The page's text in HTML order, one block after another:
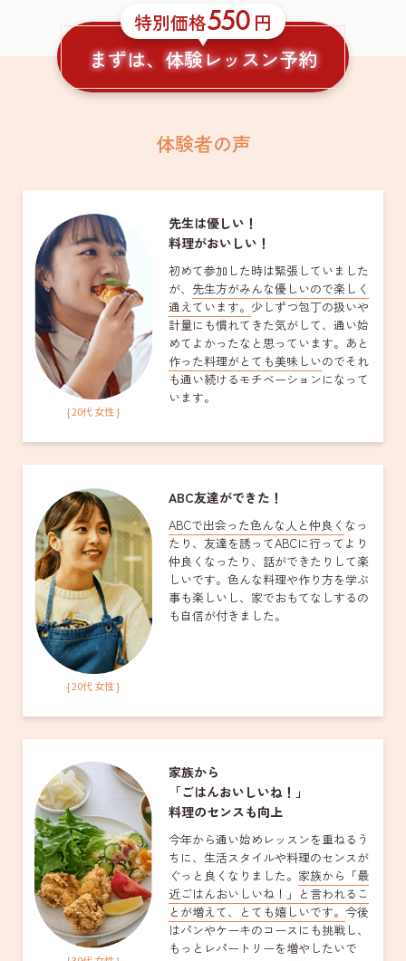
特別価格550 円
まずは、体験レッスン予約
体験者の声
{ 20代 女性 }
先生は優しい！
料理がおいしい！
初めて参加した時は緊張していました
が、 先生方がみんな優しいので楽しく
通えています。 少しずつ包丁の扱いや
計量にも慣れてきた気がして、通い始
めてよかったなと思っています。あと
作った料理がとても美味しいのでそれ
も通い続けるモチベーションになって
います。
{ 20代 女性 }
ABC友達ができた！
ABCで出会った色んな人と仲良く なっ
たり、友達を誘ってABCに行ってより
仲良くなったり、話ができたりして楽
しいです。色んな料理や作り方を学ぶ
事も楽しいし、家でおもてなしするの
も自信が付きました。
家族から
「ごはんおいしいね！」
料理のセンスも向上
今年から通い始めレッスンを重ねるう
ちに、生活スタイルや料理のセンスが
ぐっと良くなりました。 家族から「最
近ごはんおいしいね！」と言われるこ
とが増えて、とても嬉しいです。 今後
はパンやケーキのコースにも挑戦し、
もっとレパートリーを増やしたいで